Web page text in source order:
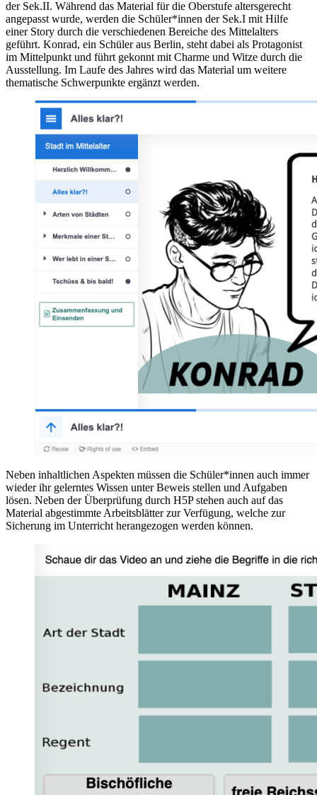
der Sek.II. Während das Material für die Oberstufe altersgerecht
angepasst wurde, werden die Schüler*innen der Sek.I mit Hilfe
einer Story durch die verschiedenen Bereiche des Mittelalters
geführt. Konrad, ein Schüler aus Berlin, steht dabei als Protagonist
im Mittelpunkt und führt gekonnt mit Charme und Witze durch die
Ausstellung. Im Laufe des Jahres wird das Material um weitere
thematische Schwerpunkte ergänzt werden.
Neben inhaltlichen Aspekten müssen die Schüler*innen auch immer
wieder ihr gelerntes Wissen unter Beweis stellen und Aufgaben
lösen. Neben der Überprüfung durch H5P stehen auch auf das
Material abgestimmte Arbeitsblätter zur Verfügung, welche zur
Sicherung im Unterricht herangezogen werden können.